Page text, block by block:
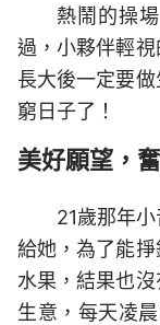
熱鬧的操
過，小夥伴輕視
長大後一定要
窮日子了！
美好願望，
21歲那年
給她，為了能
水果，結果也
生意，每天凌